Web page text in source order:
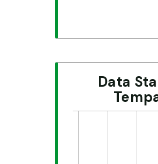
Data